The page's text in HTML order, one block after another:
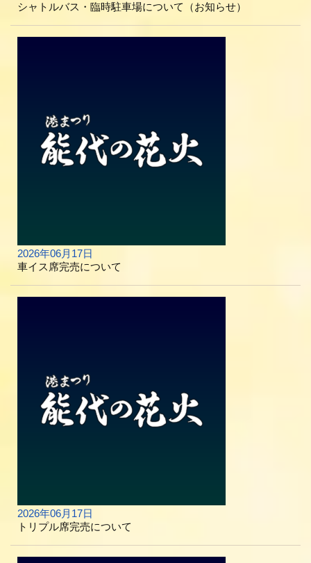
シャトルバス・臨時駐車場について（お知らせ）
2026年06月17日
車イス席完売について
2026年06月17日
トリプル席完売について